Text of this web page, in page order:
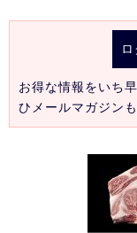
お得な情報をいち
ひメールマガジン